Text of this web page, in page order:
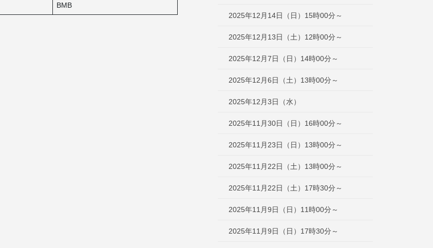
BMB
2025年12月14日（日）15時00分～
2025年12月13日（土）12時00分～
2025年12月7日（日）14時00分～
2025年12月6日（土）13時00分～
2025年12月3日（水）
2025年11月30日（日）16時00分～
2025年11月23日（日）13時00分～
2025年11月22日（土）13時00分～
2025年11月22日（土）17時30分～
2025年11月9日（日）11時00分～
2025年11月9日（日）17時30分～